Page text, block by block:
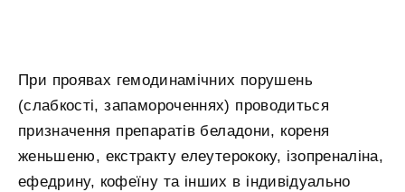
При проявах гемодинамічних порушень
(слабкості, запамороченнях) проводиться
призначення препаратів беладони, кореня
женьшеню, екстракту елеутерококу, ізопреналіна,
ефедрину, кофеїну та інших в індивідуально